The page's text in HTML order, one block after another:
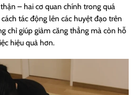
– hai cơ quan chính trong quá
tác động lên các huyệt đạo trên
chỉ giúp giảm căng thẳng mà còn hỗ
hiệu quả hơn.